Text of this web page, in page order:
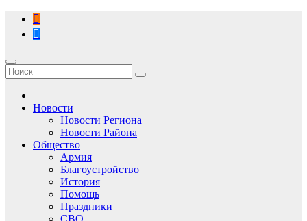
Перейти
содержимому
Новости
Новости Региона
Новости Района
Общество
Армия
Благоустройство
История
Помощь
Праздники
СВО